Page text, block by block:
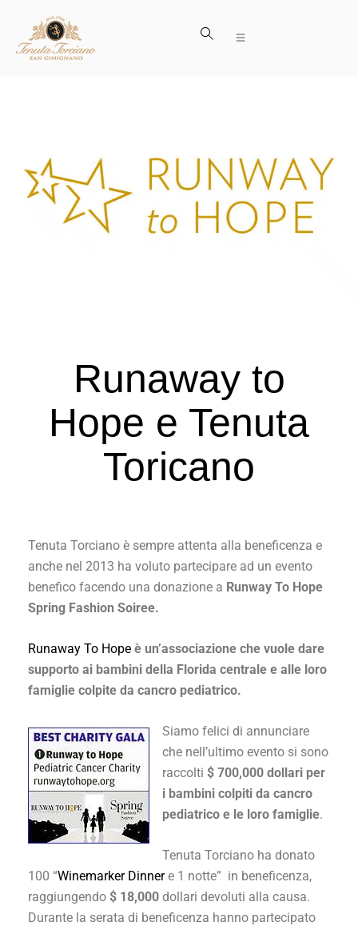
Runaway to
Hope e Tenuta
Toricano
Tenuta Torciano è sempre attenta alla beneficenza e
anche nel 2013 ha voluto partecipare ad un evento
benefico facendo una donazione a Runway To Hope
Spring Fashion Soiree.
Runaway To Hope è un’associazione che vuole dare
supporto ai bambini della Florida centrale e alle loro
famiglie colpite da cancro pediatrico.
Siamo felici di annunciare
che nell’ultimo evento si sono
raccolti $ 700,000 dollari per
i bambini colpiti da cancro
pediatrico e le loro famiglie.
Tenuta Torciano ha donato
100 “Winemarker Dinnere 1 notte” in beneficenza,
raggiungendo $ 18,000 dollari devoluti alla causa.
Durante la serata di beneficenza hanno partecipato